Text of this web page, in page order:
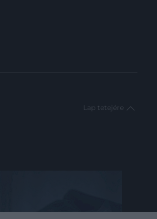
Lap tetejére